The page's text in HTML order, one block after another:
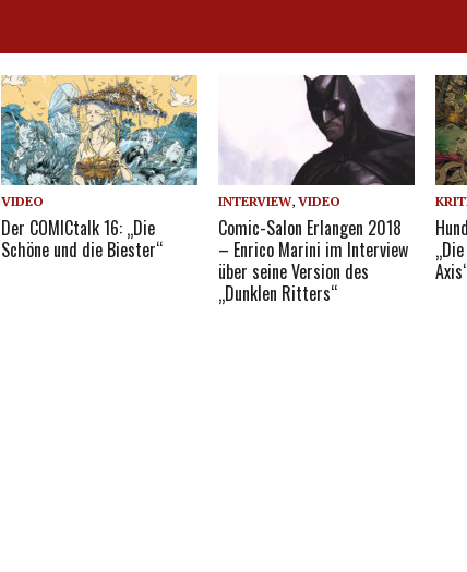
VIDEO
Der COMICtalk 16: „Die
Schöne und die Biester“
INTERVIEW,VIDEO
Comic-Salon Erlangen 2018
– Enrico Marini im Interview
über seine Version des
„Dunklen Ritters“